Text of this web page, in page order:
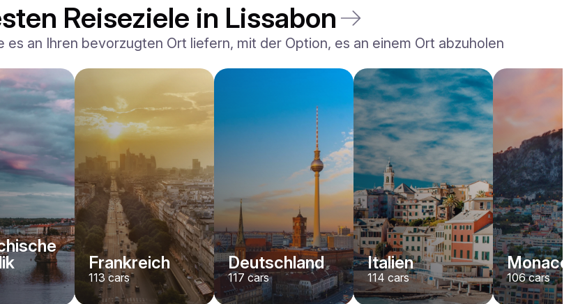
Spider
Cabriolet, Sport
Jetzt buchen
Cabriolet
YJPXZKDA
Von 2200
Jetzt buchen
Reiseziele in Lissabon
an Ihren bevorzugten Ort liefern, mit der Option, es an einem Ort abzuholen
Frankreich
113cars
Deutschland
117 cars
Italien
114 cars
Monaco
106cars